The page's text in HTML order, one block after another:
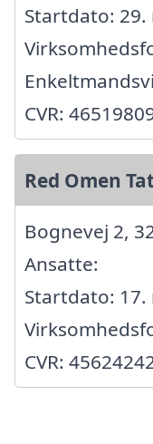
Startdato: 29.
CVR:
Red Omen
Bognevej 2,
Ansatte:
Startdato: 17.
CVR: